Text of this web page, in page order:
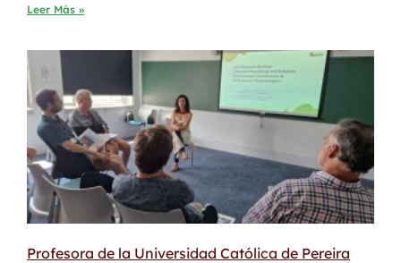
Leer Más »
Profesora de la Universidad Católica de Pereira